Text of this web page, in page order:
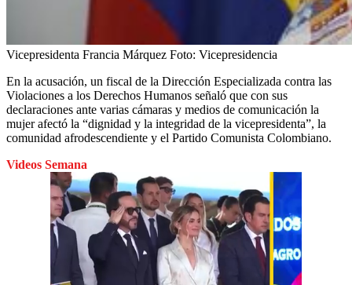
Vicepresidenta Francia Márquez Foto: Vicepresidencia
En la acusación, un fiscal de la Dirección Especializada contra las
Violaciones a los Derechos Humanos señaló que con sus
declaraciones ante varias cámaras y medios de comunicación la
mujer afectó la “dignidad y la integridad de la vicepresidenta”, la
comunidad afrodescendiente y el Partido Comunista Colombiano.
Videos Semana